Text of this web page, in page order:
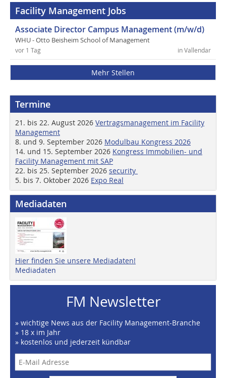
Facility Management Jobs
Associate Director Campus Management (m/w/d)
WHU - Otto Beisheim School of Management
in Vallendar
vor 1 Tag
Mehr Stellen
Termine
21. bis 22. August 2026 Vertragsmanagement im Facility
Management
8. und 9. September 2026 Modulbau Kongress 2026
14. und 15. September 2026 Kongress Immobilien- und
Facility Management mit SAP
22. bis 25. September 2026 security
5. bis 7. Oktober 2026 Expo Real
Mediadaten
Hier finden Sie unsere Mediadaten!
Mediadaten
FM Newsletter
» wichtige News aus der Facility Management-Branche
» 18 x im Jahr
» kostenlos und jederzeit kündbar